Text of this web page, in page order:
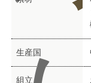
生産国
組立